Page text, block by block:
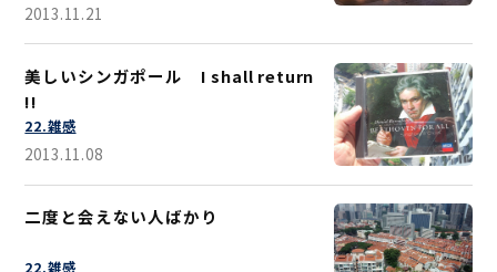
2013.11.21
美しいシンガポール I shall return
!!
22.雑感
2013.11.08
二度と会えない人ばかり
22.雑感